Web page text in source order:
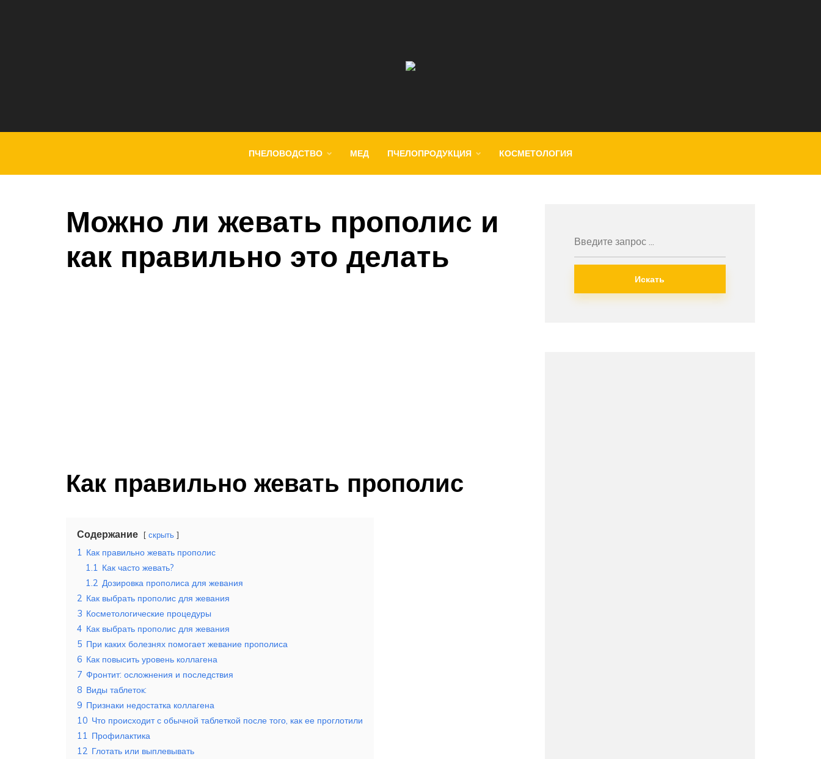
ПЧЕЛОВОДСТВО МЕД ПЧЕЛОПРОДУКЦИЯ КОСМЕТОЛОГИЯ
Можно ли жевать прополис и
как правильно это делать
Как правильно жевать прополис
Содержание скрыть
1 Как правильно жевать прополис
1.1 Как часто жевать?
1.2 Дозировка прополиса для жевания
2 Как выбрать прополис для жевания
3 Косметологические процедуры
4 Как выбрать прополис для жевания
5 При каких болезнях помогает жевание прополиса
6 Как повысить уровень коллагена
7 Фронтит: осложнения и последствия
8 Виды таблеток:
9 Признаки недостатка коллагена
10 Что происходит с обычной таблеткой после того, как ее проглотили
11 Профилактика
12 Глотать или выплевывать
Искать